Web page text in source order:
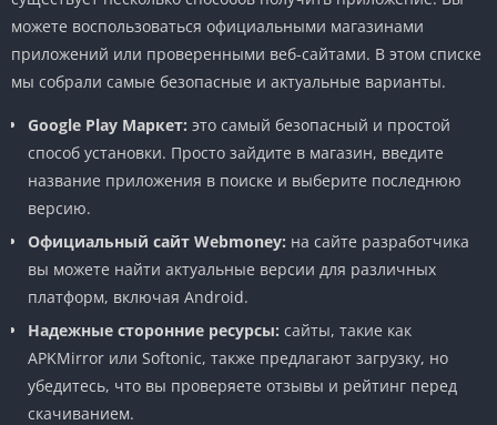
можете воспользоваться официальными магазинами
приложений или проверенными веб-сайтами. В этом списке
мы собрали самые безопасные и актуальные варианты.
Google Play Маркет: это самый безопасный и простой
способ установки. Просто зайдите в магазин, введите
название приложения в поиске и выберите последнюю
версию.
Официальный сайт Webmoney: на сайте разработчика
вы можете найти актуальные версии для различных
платформ, включая Android.
Надежные сторонние ресурсы: сайты, такие как
APKMirror или Softonic, также предлагают загрузку, но
убедитесь, что вы проверяете отзывы и рейтинг перед
скачиванием.